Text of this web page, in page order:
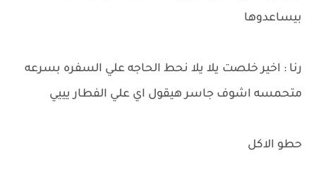
بيساعدوها
رنا : اخير خلصت يلا يلا نحط الحاجه علي السفره بسرعه
متحمسه اشوف جاسر هيقول اي علي الفطار يييي
حطو الاكل